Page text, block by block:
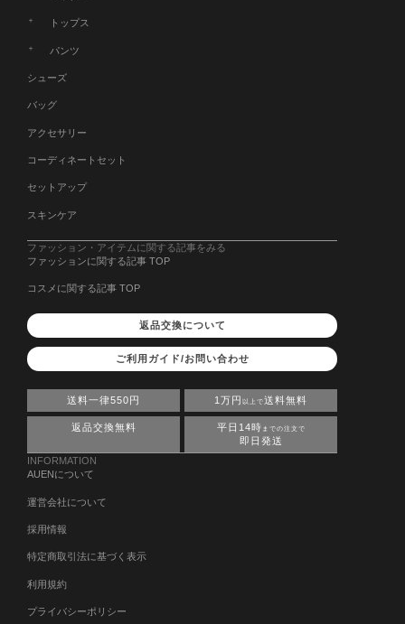
トップス
パンツ
シューズ
バッグ
アクセサリー
コーディネートセット
セットアップ
スキンケア
ファッション・アイテムに関する記事をみる
ファッションに関する記事 TOP
コスメに関する記事 TOP
返品交換について
ご利用ガイド/お問い合わせ
送料一律550円 1万円 以上で送料無料
返品交換無料 平日14時 までの注文で
即日発送
INFORMATION
AUENについて
運営会社について
採用情報
特定商取引法に基づく表示
利用規約
プライバシーポリシー